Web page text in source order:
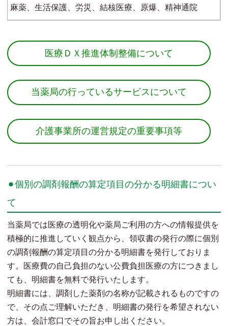
麻薬、生活保護、労災、結核医療、原爆、精神通院
医療ＤＸ推進体制整備について
当薬局の行っているサービスについて
介護事業所の運営規定の重要事項等
⚫︎個別の調剤報酬の算定項目の分かる明細書につい
て
当薬局では医療の透明化や薬局ご利用の方への情報提供を
積極的に推進していく観点から、領収書の発行の際に個別
の調剤報酬の算定項目の分かる明細書を発行しておりま
す。医療費の自己負担のない公費負担医療の方につきまし
ても、明細書を無料で発行いたします。
明細書には、調剤した薬剤の名称が記載されるものですの
で、その点ご理解いただき、明細書の発行を希望されない
方は、会計窓口でその旨お申し出ください。